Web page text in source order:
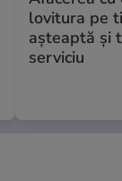
lovitura pe
aşteaptă şi
serviciu